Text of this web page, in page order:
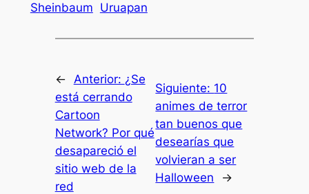
Sheinbaum Uruapan
← Anterior: ¿Se
está cerrando
Cartoon
Network? Por qué
desapareció el
sitio web de la
red
Siguiente: 10
animes de terror
tan buenos que
desearías que
volvieran a ser
Halloween
→